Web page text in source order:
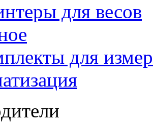
для весов
для